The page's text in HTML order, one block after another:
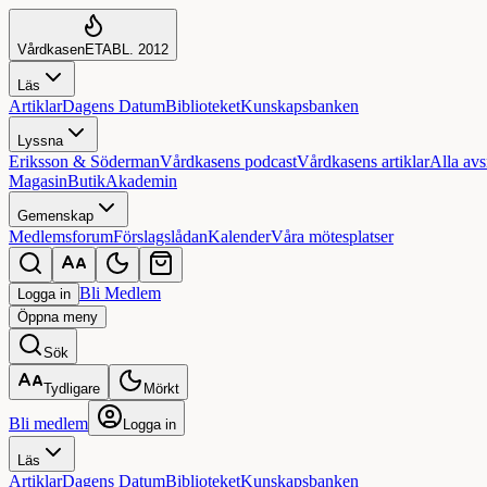
VårdkasenETABL. 2012
Läs
ArtiklarDagens DatumBiblioteketKunskapsbanken
Lyssna
Eriksson & SödermanVårdkasens podcastVårdkasens artiklarAlla
MagasinButikAkademin
Gemenskap
MedlemsforumFörslagslådanKalenderVåra mötesplatser
Logga in Bli Medlem
Öppnameny
Sök
Tydligare Mörkt
Bli medlem Logga in
Läs
ArtiklarDagens DatumBiblioteketKunskapsbanken